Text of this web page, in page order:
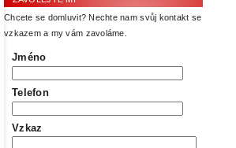
Chcete se domluvit? Nechte nam svůj kontakt se
vzkazem a my vám zavoláme.
Jméno
Telefon
Vzkaz